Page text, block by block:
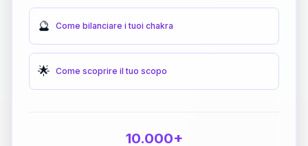
🔮 Come bilanciare i tuoi chakra
🌟 Come scoprire il tuo scopo
10.000+